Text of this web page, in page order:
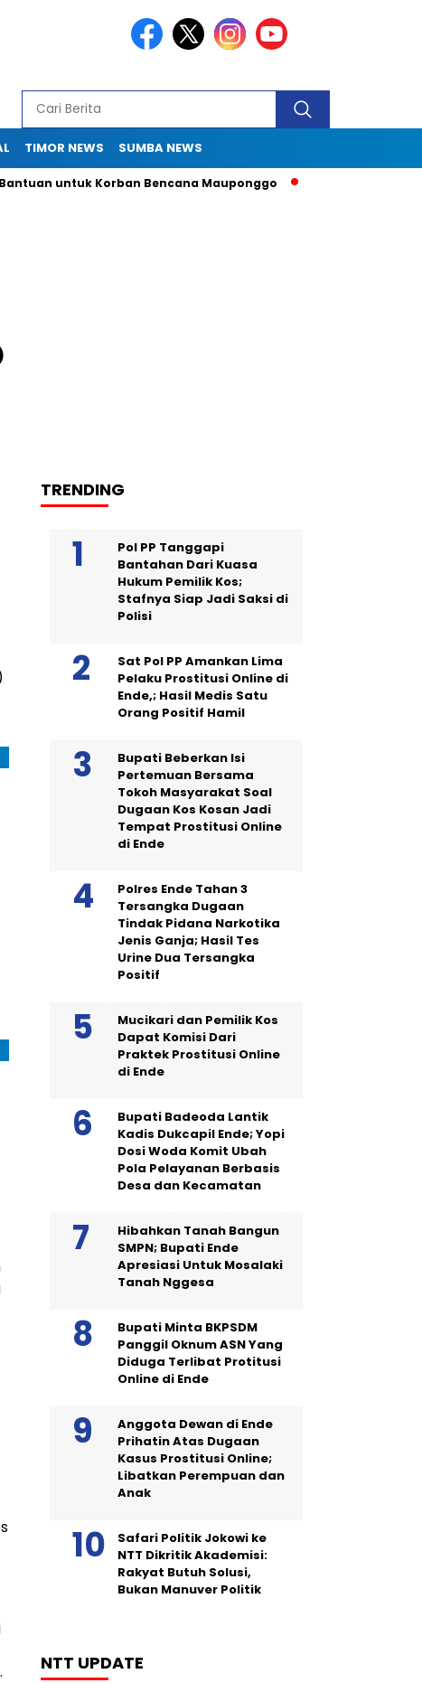
TIMOR NEWS SUMBA NEWS
untuk Korban Bencana Mauponggo Drama Pergub 33:
TRENDING
Pol PP Tanggapi
Bantahan Dari Kuasa
Hukum Pemilik Kos;
Stafnya Siap Jadi Saksi di
Polisi
Sat Pol PP Amankan Lima
Pelaku Prostitusi Online di
Ende,; Hasil Medis Satu
Orang Positif Hamil
Bupati Beberkan Isi
Pertemuan Bersama
Tokoh Masyarakat Soal
Dugaan Kos Kosan Jadi
Tempat Prostitusi Online
di Ende
Polres Ende Tahan 3
Tersangka Dugaan
Tindak Pidana Narkotika
Jenis Ganja; Hasil Tes
Urine Dua Tersangka
Positif
Mucikari dan Pemilik Kos
Dapat Komisi Dari
Praktek Prostitusi Online
di Ende
Bupati Badeoda Lantik
Kadis Dukcapil Ende; Yopi
Dosi Woda Komit Ubah
Pola Pelayanan Berbasis
Desa dan Kecamatan
Hibahkan Tanah Bangun
SMPN; Bupati Ende
Apresiasi Untuk Mosalaki
Tanah Nggesa
Bupati Minta BKPSDM
Panggil Oknum ASN Yang
Diduga Terlibat Protitusi
Online di Ende
Anggota Dewan di Ende
Prihatin Atas Dugaan
Kasus Prostitusi Online;
Libatkan Perempuan dan
Anak
Safari Politik Jokowi ke
NTT Dikritik Akademisi:
Rakyat Butuh Solusi,
Bukan Manuver Politik
NTT UPDATE